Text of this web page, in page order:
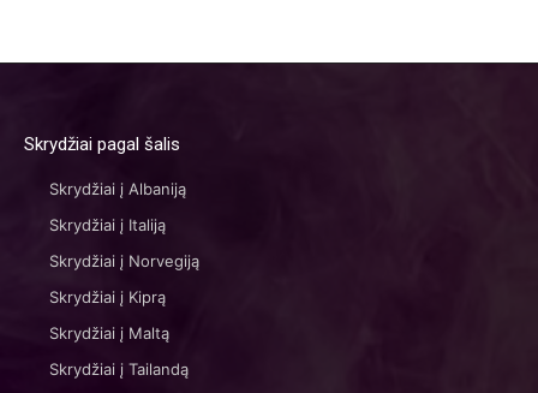
Skrydžiai pagal šalis
Skrydžiai į Albaniją
Skrydžiai į Italiją
Skrydžiai į Norvegiją
Skrydžiai į Kiprą
Skrydžiai į Maltą
Skrydžiai į Tailandą